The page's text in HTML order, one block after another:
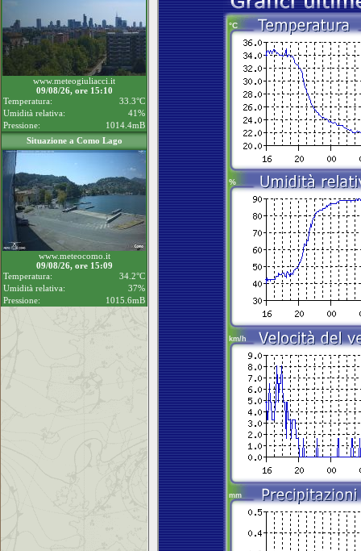
www.meteogiuliacci.it
09/08/26, ore 15:10
Temperatura:
33.3°C
Umidità relativa:
41%
Pressione:
1014.4mB
Situazione a Como Lago
www.meteocomo.it
09/08/26, ore 15:09
Temperatura:
34.2°C
Umidità relativa:
37%
Pressione:
1015.6mB